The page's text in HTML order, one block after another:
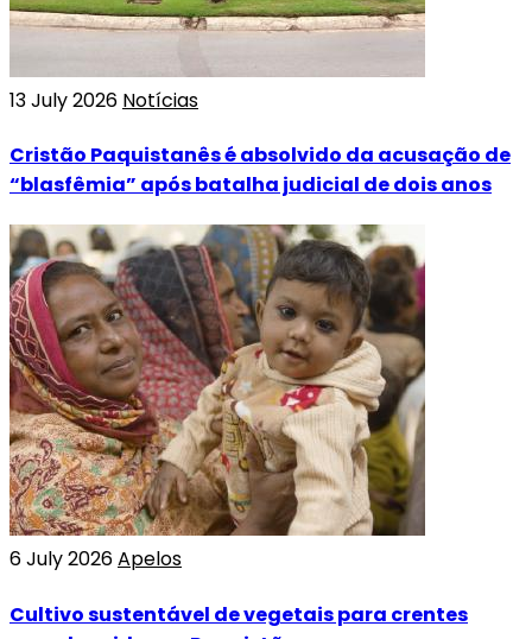
13 July 2026 Notícias
Cristão Paquistanês é absolvido da acusação de
“blasfêmia” após batalha judicial de dois anos
6 July 2026Apelos
Cultivo sustentável de vegetais para crentes